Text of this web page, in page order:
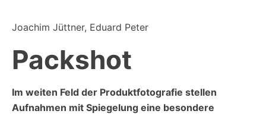
Joachim Jüttner, Eduard Peter
Packshot
Im weiten Feld der Produktfotografie stellen
Aufnahmen mit Spiegelung eine besondere